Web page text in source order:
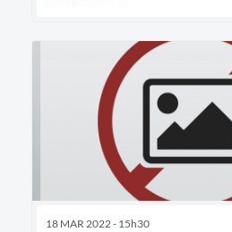
18 MAR 2022 - 15h30